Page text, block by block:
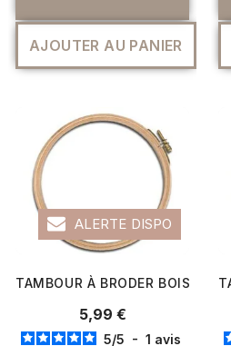
AJOUTER AU PANIER
ALERTE DISPO
TAMBOUR À BRODER BOIS 250
5,99 €
5/5 - 1 avis